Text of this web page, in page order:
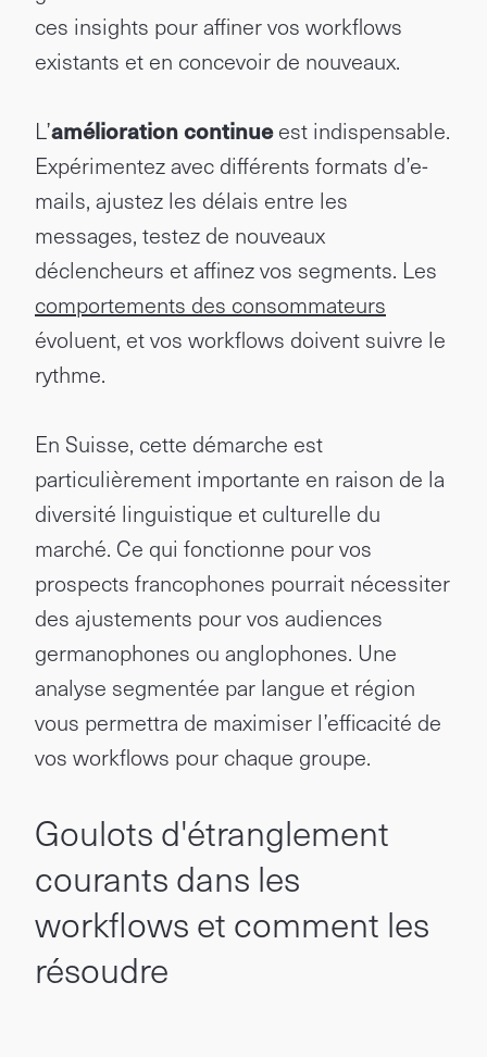
ces insights pour affiner vos workflows
existants et en concevoir de nouveaux.
L’amélioration continueest indispensable.
Expérimentez avec différents formats d’e-
mails, ajustez les délais entre les
messages, testez de nouveaux
déclencheurs et affinez vos segments. Les
comportements des consommateurs
évoluent, et vos workflows doivent suivre le
rythme.
En Suisse, cette démarche est
particulièrement importante en raison de la
diversité linguistique et culturelle du
marché. Ce qui fonctionne pour vos
prospects francophones pourrait nécessiter
des ajustements pour vos audiences
germanophones ou anglophones. Une
analyse segmentée par langue et région
vous permettra de maximiser l’efficacité de
vos workflows pour chaque groupe.
Goulots d'étranglement
courants dans les
workflows et comment les
résoudre